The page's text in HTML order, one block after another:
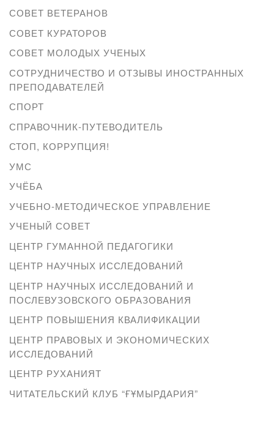
СОВЕТ ВЕТЕРАНОВ
СОВЕТ КУРАТОРОВ
СОВЕТ МОЛОДЫХ УЧЕНЫХ
СОТРУДНИЧЕСТВО И ОТЗЫВЫ ИНОСТРАННЫХ
ПРЕПОДАВАТЕЛЕЙ
СПОРТ
СПРАВОЧНИК-ПУТЕВОДИТЕЛЬ
СТОП, КОРРУПЦИЯ!
УМС
УЧЁБА
УЧЕБНО-МЕТОДИЧЕСКОЕ УПРАВЛЕНИЕ
УЧЕНЫЙ СОВЕТ
ЦЕНТР ГУМАННОЙ ПЕДАГОГИКИ
ЦЕНТР НАУЧНЫХ ИССЛЕДОВАНИЙ
ЦЕНТР НАУЧНЫХ ИССЛЕДОВАНИЙ И
ПОСЛЕВУЗОВСКОГО ОБРАЗОВАНИЯ
ЦЕНТР ПОВЫШЕНИЯ КВАЛИФИКАЦИИ
ЦЕНТР ПРАВОВЫХ И ЭКОНОМИЧЕСКИХ
ИССЛЕДОВАНИЙ
ЦЕНТР РУХАНИЯТ
ЧИТАТЕЛЬСКИЙ КЛУБ “ҒҰМЫРДАРИЯ”